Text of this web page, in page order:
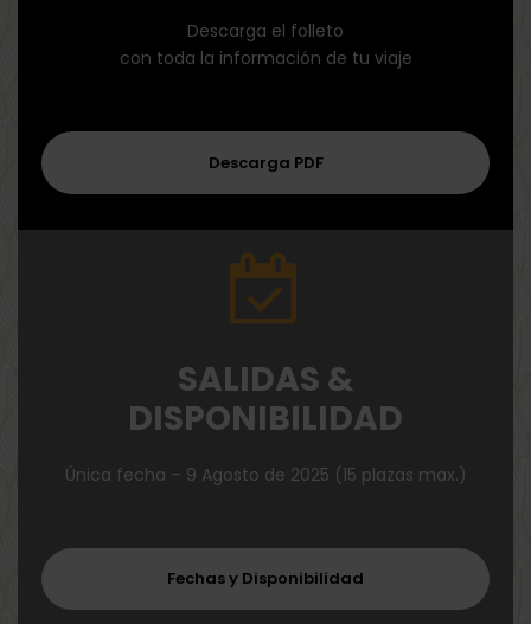
Descarga el folleto
con toda la información de tu viaje
Descarga PDF
SALIDAS &
DISPONIBILIDAD
Única fecha – 9 Agosto de 2025 (15 plazas max.)
Fechas y Disponibilidad